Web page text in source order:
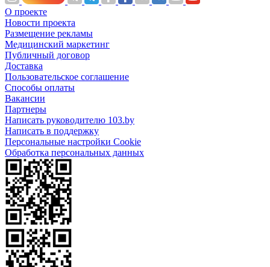
О проекте
Новости проекта
Размещение рекламы
Медицинский маркетинг
Публичный договор
Доставка
Пользовательское соглашение
Способы оплаты
Вакансии
Партнеры
Написать руководителю 103.by
Написать в поддержку
Персональные настройки Cookie
Обработка персональных данных